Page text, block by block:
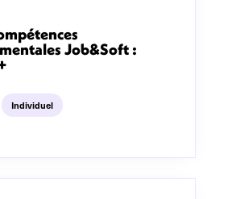
Job&Soft :
Individuel